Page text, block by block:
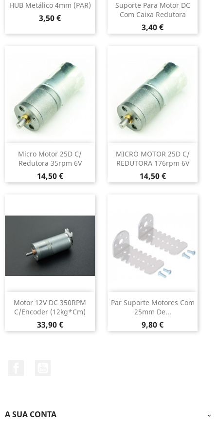
HUB Metálico 4mm (PAR)
Preço
3,50 €
Suporte Para Motor DC
Com Caixa Redutora
Preço
3,40 €
Micro Motor 25D C/
Redutora 35rpm 6V
Preço
14,50 €
MICRO MOTOR 25D C/
REDUTORA 176rpm 6V
Preço
14,50 €
Motor 12V DC 350RPM
C/Encoder (12kg*cm)
Preço
33,90 €
Par Suporte Motores Com
25mm De...
Preço
9,80 €
A SUA CONTA 